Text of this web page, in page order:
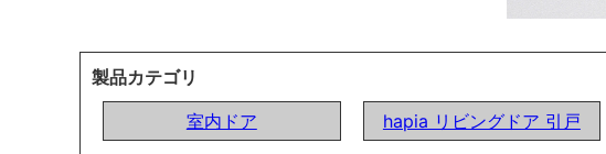
製品カテゴリ
室内ドア
hapia リビングドア 引戸